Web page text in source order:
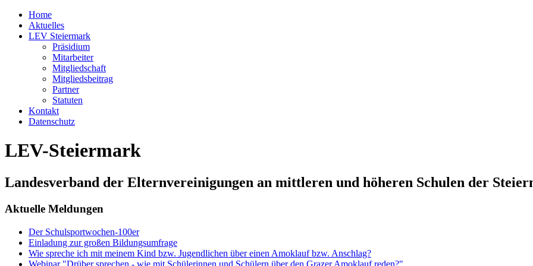
Home
Aktuelles
LEV Steiermark
Präsidium
Mitarbeiter
Mitgliedschaft
Mitgliedsbeitrag
Partner
Statuten
Kontakt
Datenschutz
LEV-Steiermark
Landesverband der Elternvereinigungen an mittleren und höheren Schulen der
Aktuelle Meldungen
Der Schulsportwochen-100er
Einladung zur großen Bildungsumfrage
Wie spreche ich mit meinem Kind bzw. Jugendlichen über einen Amoklauf bzw. Anschlag?
Webinar "Drüber sprechen - wie mit Schülerinnen und Schülern über den Grazer Amoklauf reden?"